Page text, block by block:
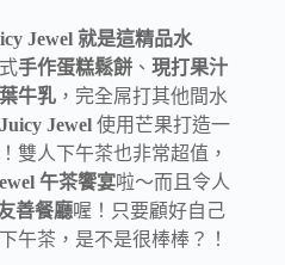
Jewel 就是這精品水
手作蛋糕鬆餅 、 現打果汁
牛乳 ，完全屌打其他間水
Juicy Jewel 使用芒果打造一
雙人下午茶也非常超值，
午茶饗宴啦～而且令人
善餐廳喔！只要顧好自己
午茶，是不是很棒棒？！